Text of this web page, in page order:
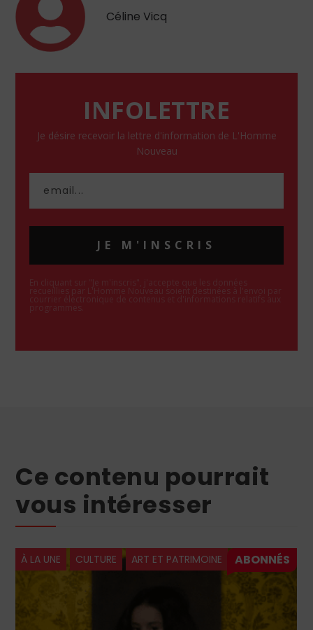
Céline Vicq
INFOLETTRE
Je désire recevoir la lettre d'information de L'Homme
Nouveau
JE M'INSCRIS
En cliquant sur "Je m'inscris", j'accepte que les données
recueillies par L'Homme Nouveau soient destinées à l'envoi par
courrier électronique de contenus et d'informations relatifs aux
programmes.
Ce contenu pourrait
vous intéresser
À LA UNE CULTURE ART ET PATRIMOINE